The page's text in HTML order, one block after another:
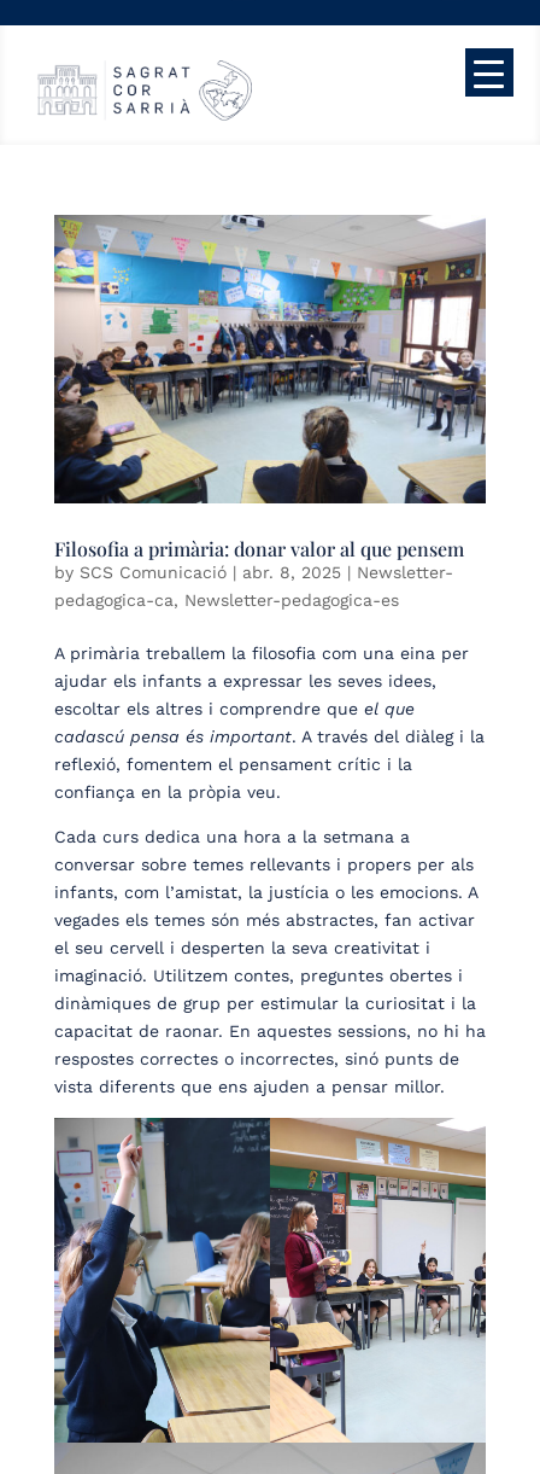
Filosofia a primària: donar valor al que pensem
by SCS Comunicació| abr. 8, 2025| Newsletter-
pedagogica-ca, Newsletter-pedagogica-es
A primària treballem la filosofia com una eina per
ajudar els infants a expressar les seves idees,
escoltar els altres i comprendre que el que
cadascú pensa és important. A través del diàleg i la
reflexió, fomentem el pensament crític i la
confiança en la pròpia veu.
Cada curs dedica una hora a la setmana a
conversar sobre temes rellevants i propers per als
infants, com l’amistat, la justícia o les emocions. A
vegades els temes són més abstractes, fan activar
el seu cervell i desperten la seva creativitat i
imaginació. Utilitzem contes, preguntes obertes i
dinàmiques de grup per estimular la curiositat i la
capacitat de raonar. En aquestes sessions, no hi ha
respostes correctes o incorrectes, sinó punts de
vista diferents que ens ajuden a pensar millor.